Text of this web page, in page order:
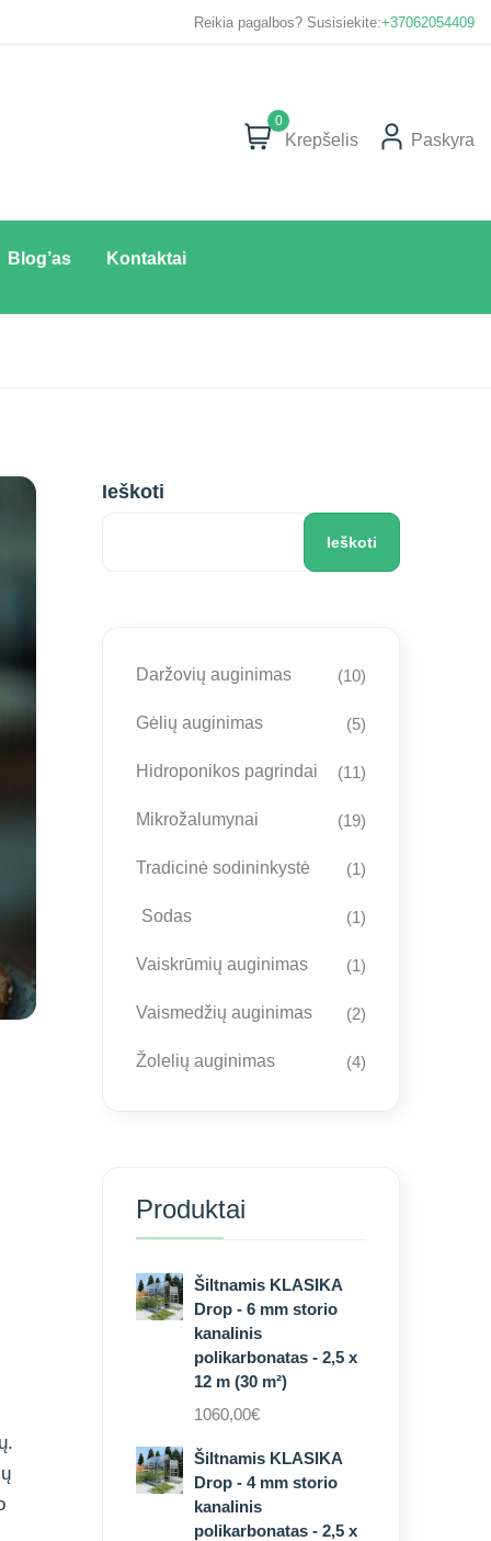
Reikia pagalbos? Susisiekite:+37062054409
0
Krepšelis Paskyra
Blog’as Kontaktai
Ieškoti
Ieškoti
Daržovių auginimas (10)
Gėlių auginimas (5)
Hidroponikos pagrindai (11)
Mikrožalumynai (19)
Tradicinė sodininkystė (1)
Sodas (1)
Vaiskrūmių auginimas (1)
Vaismedžių auginimas (2)
Žolelių auginimas (4)
Produktai
Šiltnamis KLASIKA
Drop - 6 mm storio
kanalinis
polikarbonatas - 2,5 x
12 m (30 m²)
1060,00€
Šiltnamis KLASIKA
Drop - 4 mm storio
kanalinis
polikarbonatas - 2,5 x